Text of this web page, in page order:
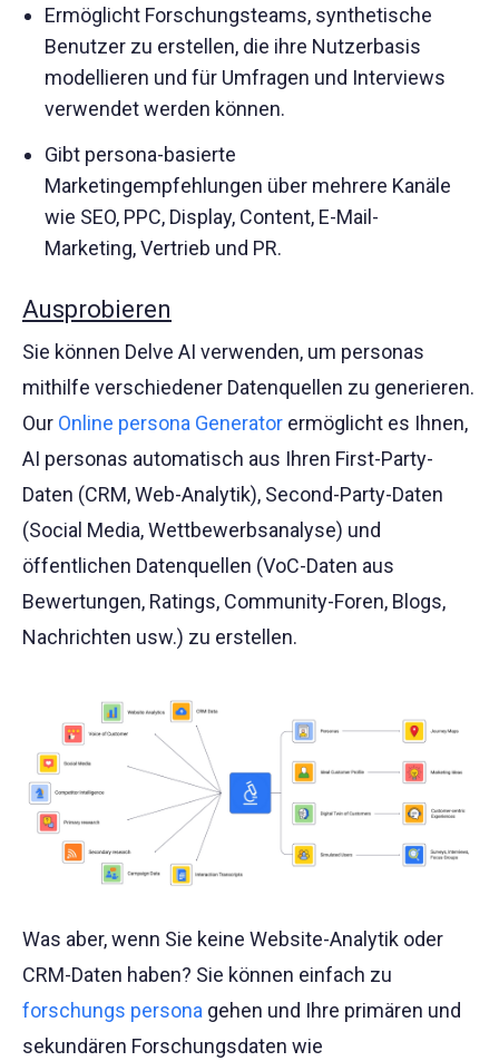
Ermöglicht Forschungsteams, synthetische
Benutzer zu erstellen, die ihre Nutzerbasis
modellieren und für Umfragen und Interviews
verwendet werden können.
Gibt persona-basierte
Marketingempfehlungen über mehrere Kanäle
wie SEO, PPC, Display, Content, E-Mail-
Marketing, Vertrieb und PR.
Ausprobieren
Sie können Delve AI verwenden, um personas
mithilfe verschiedener Datenquellen zu generieren.
Our Online persona Generator ermöglicht es Ihnen,
AI personas automatisch aus Ihren First-Party-
Daten (CRM, Web-Analytik), Second-Party-Daten
(Social Media, Wettbewerbsanalyse) und
öffentlichen Datenquellen (VoC-Daten aus
Bewertungen, Ratings, Community-Foren, Blogs,
Nachrichten usw.) zu erstellen.
Was aber, wenn Sie keine Website-Analytik oder
CRM-Daten haben? Sie können einfach zu
forschungs persona gehen und Ihre primären und
sekundären Forschungsdaten wie